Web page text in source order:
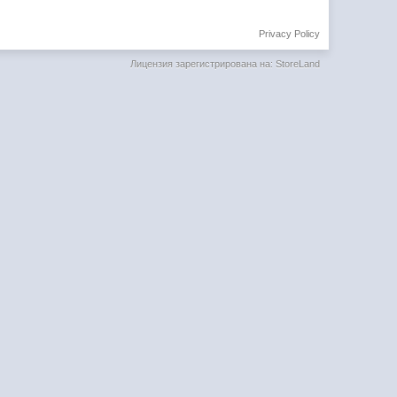
Privacy Policy
Лицензия зарегистрирована на: StoreLand